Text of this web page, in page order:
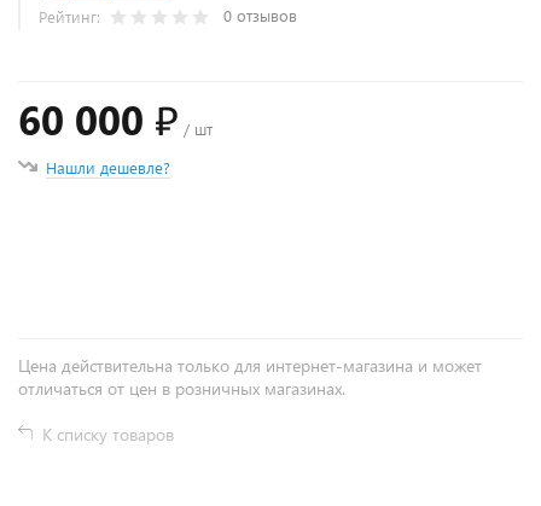
Рейтинг: 0 отзывов
60 000 ₽ / шт
Нашли дешевле?
Цена действительна только для интернет-магазина и может
отличаться от цен в розничных магазинах.
К списку товаров